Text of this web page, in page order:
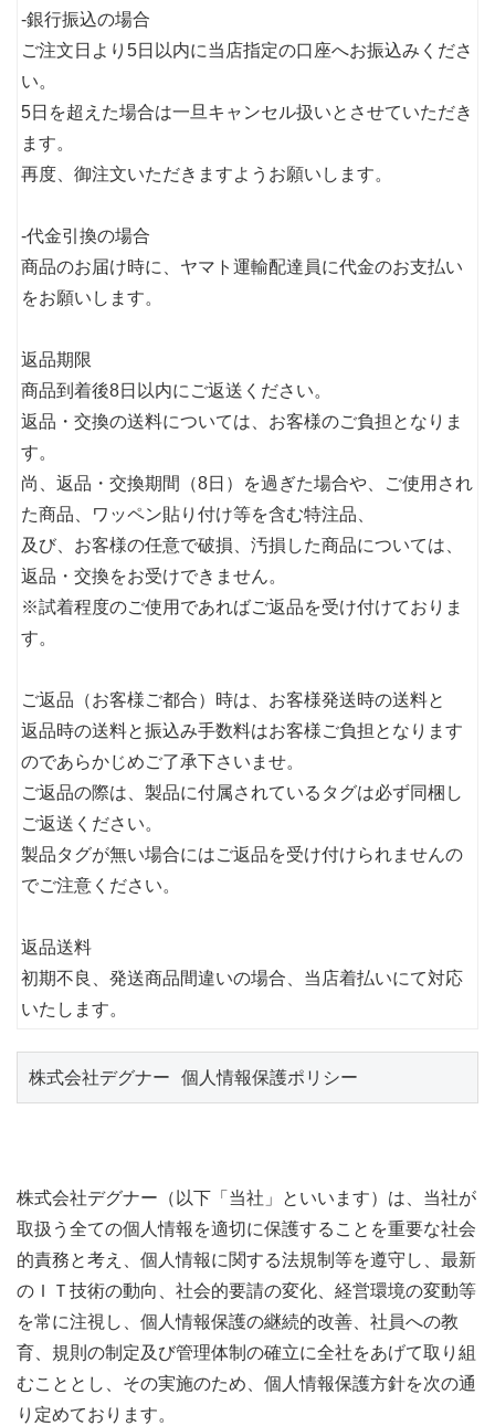
-銀行振込の場合
ご注文日より5日以内に当店指定の口座へお振込みくださ
い。
5日を超えた場合は一旦キャンセル扱いとさせていただき
ます。
再度、御注文いただきますようお願いします。
-代金引換の場合
商品のお届け時に、ヤマト運輸配達員に代金のお支払い
をお願いします。
返品期限
商品到着後8日以内にご返送ください。
返品・交換の送料については、お客様のご負担となりま
す。
尚、返品・交換期間（8日）を過ぎた場合や、ご使用され
た商品、ワッペン貼り付け等を含む特注品、
及び、お客様の任意で破損、汚損した商品については、
返品・交換をお受けできません。
※試着程度のご使用であればご返品を受け付けておりま
す。
ご返品（お客様ご都合）時は、お客様発送時の送料と
返品時の送料と振込み手数料はお客様ご負担となります
のであらかじめご了承下さいませ。
ご返品の際は、製品に付属されているタグは必ず同梱し
ご返送ください。
製品タグが無い場合にはご返品を受け付けられませんの
でご注意ください。
返品送料
初期不良、発送商品間違いの場合、当店着払いにて対応
いたします。
株式会社デグナー 個人情報保護ポリシー
株式会社デグナー（以下「当社」といいます）は、当社が
取扱う全ての個人情報を適切に保護することを重要な社会
的責務と考え、個人情報に関する法規制等を遵守し、最新
のＩＴ技術の動向、社会的要請の変化、経営環境の変動等
を常に注視し、個人情報保護の継続的改善、社員への教
育、規則の制定及び管理体制の確立に全社をあげて取り組
むこととし、その実施のため、個人情報保護方針を次の通
り定めております。